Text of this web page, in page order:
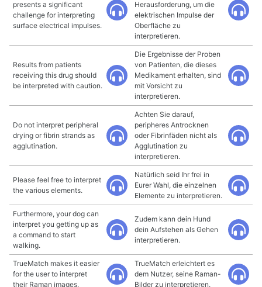
presents a significant
challenge for interpreting
surface electrical impulses.
Herausforderung, um die
elektrischen Impulse der
Oberfläche zu
interpretieren.
Results from patients
receiving this drug should
be interpreted with caution.
Die Ergebnisse der Proben
von Patienten, die dieses
Medikament erhalten, sind
mit Vorsicht zu
interpretieren.
Do not interpret peripheral
drying or fibrin strands as
agglutination.
Achten Sie darauf,
peripheres Antrocknen
oder Fibrinfäden nicht als
Agglutination zu
interpretieren.
Please feel free to interpret
the various elements.
Natürlich seid Ihr frei in
Eurer Wahl, die einzelnen
Elemente zu interpretieren.
Furthermore, your dog can
interpret you getting up as
a command to start
walking.
Zudem kann dein Hund
dein Aufstehen als Gehen
interpretieren.
TrueMatch makes it easier
for the user to interpret
their Raman images.
TrueMatch erleichtert es
dem Nutzer, seine Raman-
Bilder zu interpretieren.